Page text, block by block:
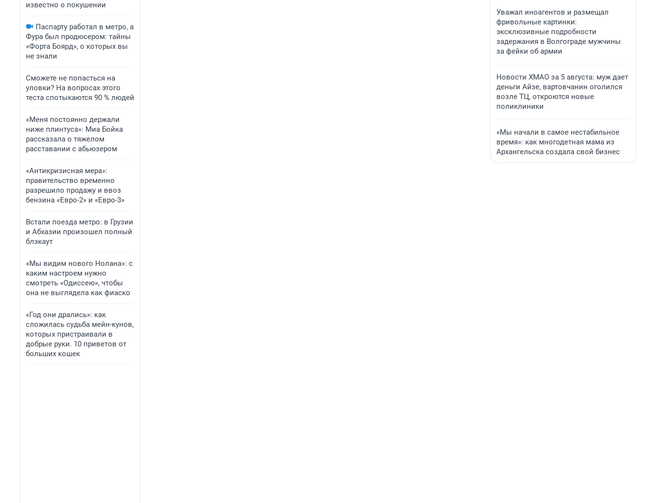
известно о покушении
Паспарту работал в метро, а
Фура был продюсером: тайны
«Форта Боярд», о которых вы
не знали
Сможете не попасться на
уловки? На вопросах этого
теста спотыкаются 90 % людей
«Меня постоянно держали
ниже плинтуса»: Миа Бойка
рассказала о тяжелом
расставании с абьюзером
«Антикризисная мера»:
правительство временно
разрешило продажу и ввоз
бензина «Евро-2» и «Евро-3»
Встали поезда метро: в Грузии
и Абхазии произошел полный
блэкаут
«Мы видим нового Нолана»: с
каким настроем нужно
смотреть «Одиссею», чтобы
она не выглядела как фиаско
«Год они дрались»: как
сложилась судьба мейн-кунов,
которых пристраивали в
добрые руки. 10 приветов от
больших кошек
Уважал иноагентов и размещал
фривольные картинки:
эксклюзивные подробности
задержания в Волгограде мужчины
за фейки об армии
Новости ХМАО за 5 августа: муж дает
деньги Айзе, вартовчанин оголился
возле ТЦ, откроются новые
поликлиники
«Мы начали в самое нестабильное
время»: как многодетная мама из
Архангельска создала свой бизнес